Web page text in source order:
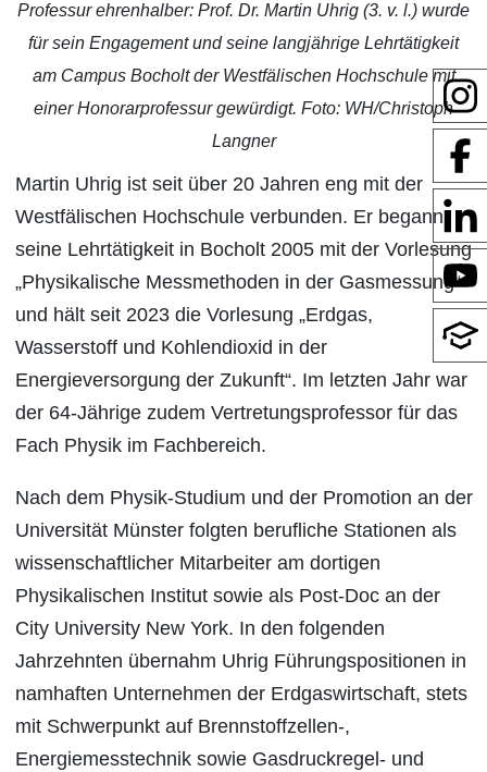
Professur ehrenhalber: Prof. Dr. Martin Uhrig (3. v. l.) wurde
für sein Engagement und seine langjährige Lehrtätigkeit
am Campus Bocholt der Westfälischen Hochschule mit
einer Honorarprofessur gewürdigt. Foto: WH/Christoph
Langner
Martin Uhrig ist seit über 20 Jahren eng mit der
Westfälischen Hochschule verbunden. Er begann
seine Lehrtätigkeit in Bocholt 2005 mit der Vorlesung
„Physikalische Messmethoden in der Gasmessung“
und hält seit 2023 die Vorlesung „Erdgas,
Wasserstoff und Kohlendioxid in der
Energieversorgung der Zukunft“. Im letzten Jahr war
der 64-Jährige zudem Vertretungsprofessor für das
Fach Physik im Fachbereich.
Nach dem Physik-Studium und der Promotion an der
Universität Münster folgten berufliche Stationen als
wissenschaftlicher Mitarbeiter am dortigen
Physikalischen Institut sowie als Post-Doc an der
City University New York. In den folgenden
Jahrzehnten übernahm Uhrig Führungspositionen in
namhaften Unternehmen der Erdgaswirtschaft, stets
mit Schwerpunkt auf Brennstoffzellen-,
Energiemesstechnik sowie Gasdruckregel- und